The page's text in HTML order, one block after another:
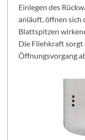
Einlegen des
anläuft, öffnen sich
Blattspitzen
Die Fliehkraft sorgt
Öffnungsvorgang